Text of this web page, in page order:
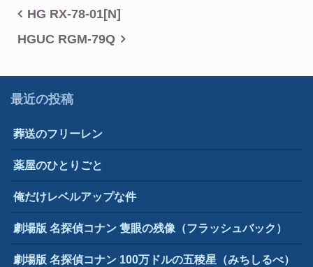
投
稿
ビ
ー
シ
ョ
HG RX-78-01[N]
HGUC RGM-79Q
最近の投稿
葬送のフリーレン
薬屋のひとりごと
俺だけレベルアップな件
劇場版 名探偵コナン 隻眼の残像（フラッシュバック）
劇場版 名探偵コナン 100万ドルの五稜星（みちしるべ）